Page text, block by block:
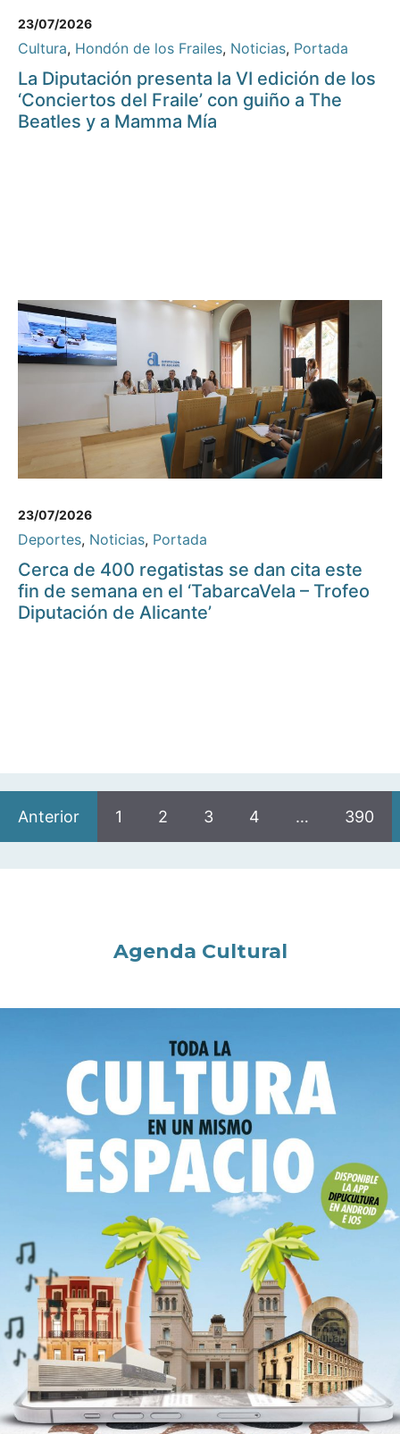
23/07/2026
Cultura, Hondón de los Frailes, Noticias, Portada
La Diputación presenta la VI edición de los
‘Conciertos del Fraile’ con guiño a The
Beatles y a Mamma Mía
23/07/2026
Deportes, Noticias, Portada
Cerca de 400 regatistas se dan cita este
fin de semana en el ‘TabarcaVela – Trofeo
Diputación de Alicante’
Anterior 1 2 3 4 … 390
Agenda Cultural